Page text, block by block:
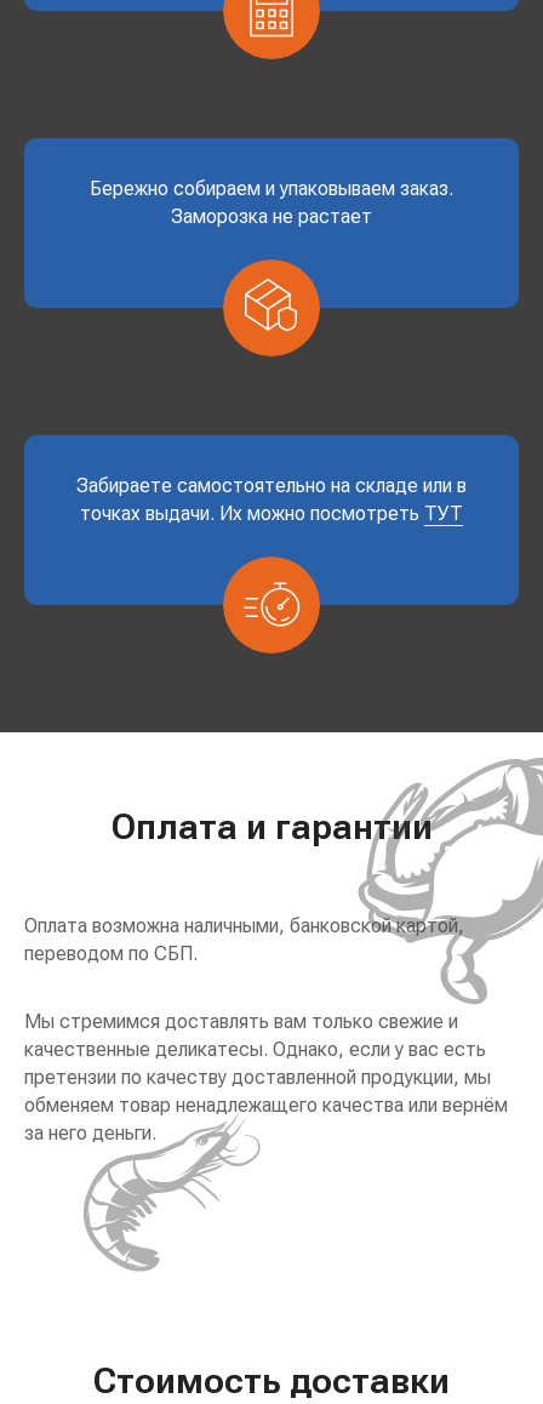
Бережно собираем и упаковываем заказ.
Заморозка не растает
Забираете самостоятельно на складе или в
точках выдачи. Их можно посмотреть ТУТ
Оплата и гарантии
Оплата возможна наличными, банковской картой,
переводом по СБП.
Мы стремимся доставлять вам только свежие и
качественные деликатесы. Однако, если у вас есть
претензии по качеству доставленной продукции, мы
обменяем товар ненадлежащего качества или вернём
за него деньги.
Стоимость доставки